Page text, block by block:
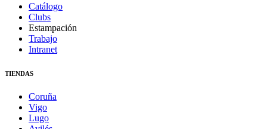
Catálogo
Clubs
Estampación
Trabajo
Intranet
TIENDAS
Coruña
Vigo
Lugo